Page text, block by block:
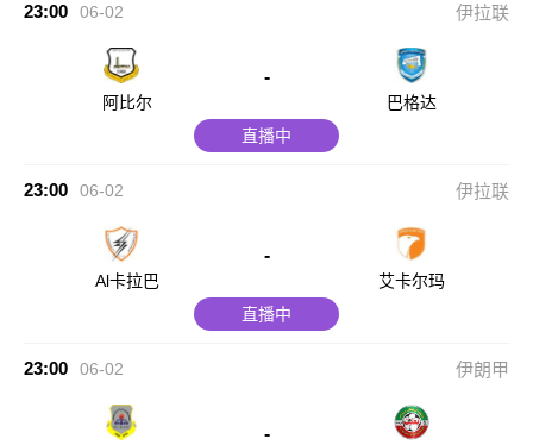
23:00 06-02 伊拉联
阿比尔
-
巴格达
直播中
23:00 06-02 伊拉联
Al卡拉巴
-
艾卡尔玛
直播中
23:00 06-02 伊朗甲
-